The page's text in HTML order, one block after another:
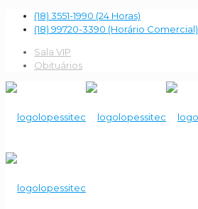
(18) 3551-1990 (24 Horas)
(18) 99720-3390 (Horário Comercial)
Sala VIP
Obituários